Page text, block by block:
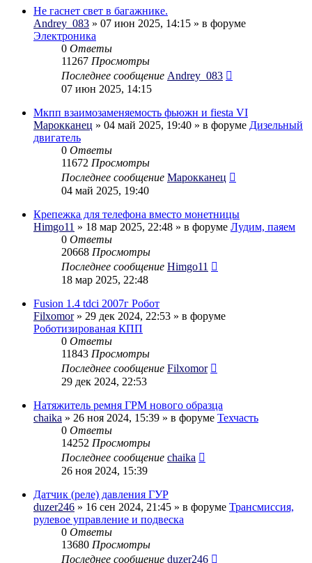
Не гаснет свет в багажнике.
Andrey_083 » 07 июн 2025, 14:15 » в форуме
Электроника
0 Ответы
11267 Просмотры
Последнее сообщение Andrey_083
07 июн 2025, 14:15
Мкпп взаимозаменяемость фьюжн и fiesta VI
Марокканец » 04 май 2025, 19:40 » в форуме Дизельный
двигатель
0 Ответы
11672 Просмотры
Последнее сообщение Марокканец
04 май 2025, 19:40
Крепежка для телефона вместо монетницы
Himgo11 » 18 мар 2025, 22:48 » в форуме Лудим, паяем
0 Ответы
20668 Просмотры
Последнее сообщение Himgo11
18 мар 2025, 22:48
Fusion 1.4 tdci 2007г Робот
Filxomor» 29 дек 2024, 22:53 » в форуме
Роботизированая КПП
0 Ответы
11843 Просмотры
Последнее сообщение Filxomor
29 дек 2024, 22:53
Натяжитель ремня ГРМ нового образца
chaika » 26 ноя 2024, 15:39 » в форуме Техчасть
0 Ответы
14252 Просмотры
Последнее сообщение chaika
26 ноя 2024, 15:39
Датчик (реле) давления ГУР
duzer246 » 16 сен 2024, 21:45 » в форуме Трансмиссия,
рулевое управление и подвеска
0 Ответы
13680 Просмотры
Последнее сообщение duzer246